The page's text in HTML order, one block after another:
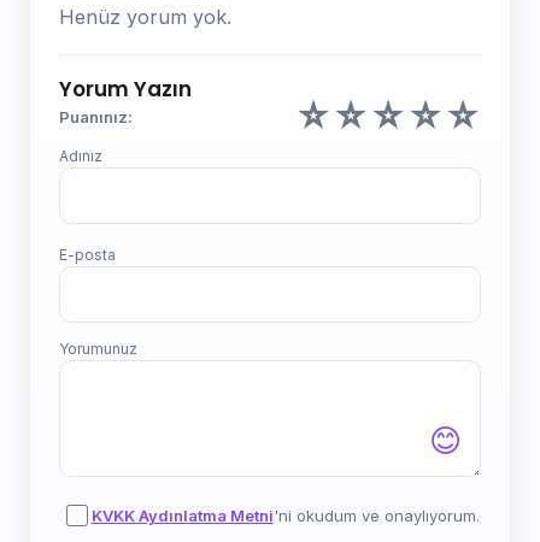
Henüz yorum yok.
Yorum Yazın
Puanınız: ☆☆☆☆☆
Adınız
E-posta
Yorumunuz
😊
KVKK Aydınlatma Metni'ni okudum ve onaylıyorum.